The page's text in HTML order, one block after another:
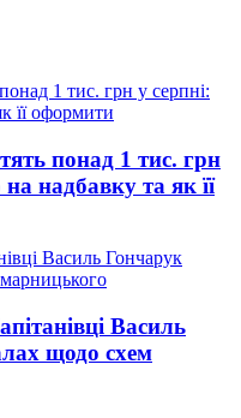
понад 1 тис. грн
надбавку та як її
Василь
щодо схем